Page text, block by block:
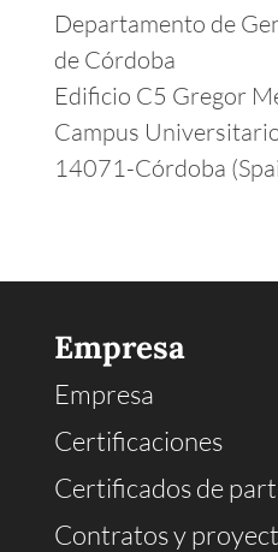
Departamento de
de Córdoba
Edificio C5 Gregor
Campus
14071-Córdoba
Empresa
Empresa
Certificaciones
Certificados de
Contratos y